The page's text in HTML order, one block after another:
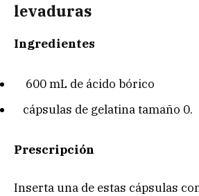
levaduras
Ingredientes
600 mL de ácido bórico
cápsulas de gelatina tamaño 0.
Prescripción
Inserta una de estas cápsulas